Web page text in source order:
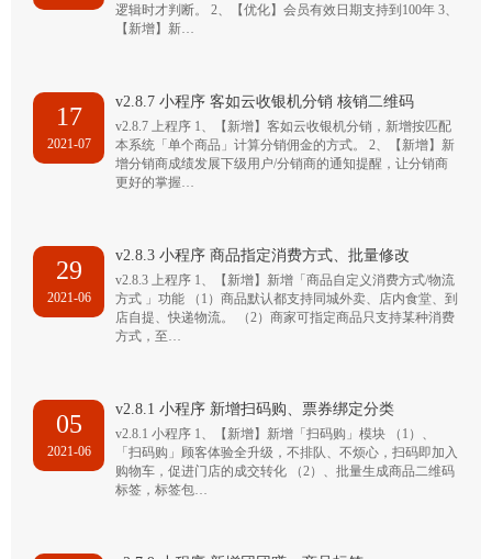
逻辑时才判断。 2、【优化】会员有效日期支持到100年 3、
【新增】新…
17
2021-07
v2.8.7 小程序 客如云收银机分销 核销二维码
v2.8.7 上程序 1、【新增】客如云收银机分销，新增按匹配
本系统「单个商品」计算分销佣金的方式。 2、【新增】新
增分销商成绩发展下级用户/分销商的通知提醒，让分销商
更好的掌握…
29
2021-06
v2.8.3 小程序 商品指定消费方式、批量修改
v2.8.3 上程序 1、【新增】新增「商品自定义消费方式/物流
方式 」功能 （1）商品默认都支持同城外卖、店内食堂、到
店自提、快递物流。 （2）商家可指定商品只支持某种消费
方式，至…
05
2021-06
v2.8.1 小程序 新增扫码购、票券绑定分类
v2.8.1 小程序 1、【新增】新增「扫码购」模块 （1）、
「扫码购」顾客体验全升级，不排队、不烦心，扫码即加入
购物车，促进门店的成交转化 （2）、批量生成商品二维码
标签，标签包…